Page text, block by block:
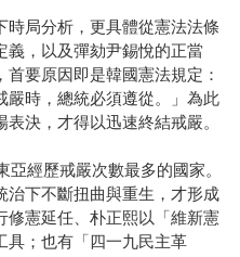
時局分析，更具體從憲法法條
義，以及彈劾尹錫悅的正當
要原因即是韓國憲法規定：
嚴時，總統必須遵從。」為此
決，才得以迅速終結戒嚴。
經歷戒嚴次數最多的國家。
治下不斷扭曲與重生，才形成
修憲延任、朴正熙以「維新憲
具；也有「四一九民主革